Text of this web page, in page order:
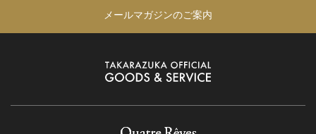
メールマガジンのご案内